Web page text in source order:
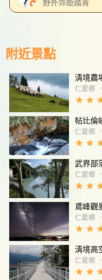
野外郊遊踏青
附近景點
清境農
仁愛鄉 ．
grade grade
帖比倫
仁愛鄉 ．
grade grade
武界部
仁愛鄉 ．
grade grade
鳶峰觀
仁愛鄉 ．
grade grade
清境高
仁愛鄉 ．
grade grade